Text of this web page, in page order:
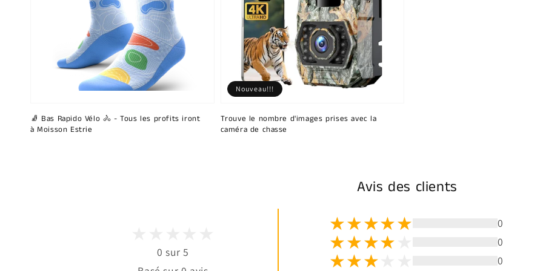
🧦 Bas Rapido Vélo 🚴 - Tous les profits iront
à Moisson Estrie
Trouve le nombre d'images prises avec la
caméra de chasse
Nouveau!!!
Avis des clients
0 sur 5
0
0
0